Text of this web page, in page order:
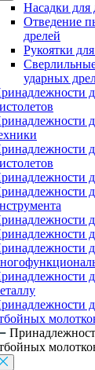
Насадки для
Отведение
дрелей
Рукоятки
ударных